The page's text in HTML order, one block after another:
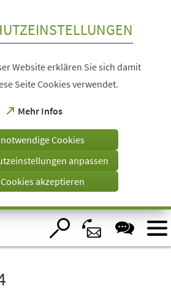
Website erklären Sie sich damit
Seite Cookies verwendet.
Mehr Infos
(Öffnet
einem
Tab)
Cookies
anpassen
akzeptieren